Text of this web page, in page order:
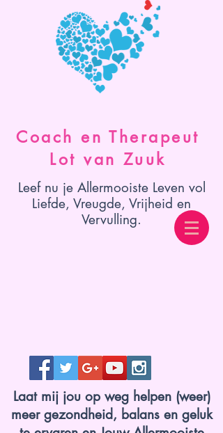
Coach en Therapeut
Lot van Zuuk
Leef nu je Allermooiste Leven vol
Liefde, Vreugde, Vrijheid en
Vervulling.
Laat mij jou op weg helpen (weer)
meer gezondheid, balans en geluk